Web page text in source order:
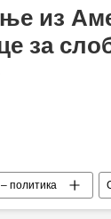
из
за
политика